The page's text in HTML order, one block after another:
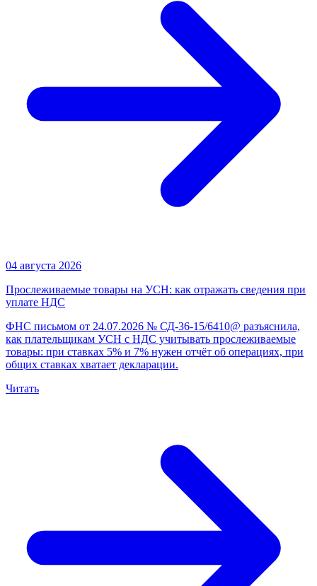
04 августа 2026
Прослеживаемые товары на УСН: как отражать сведения при
уплате НДС
ФНС письмом от 24.07.2026 № СД-36-15/6410@ разъяснила,
как плательщикам УСН с НДС учитывать прослеживаемые
товары: при ставках 5% и 7% нужен отчёт об операциях, при
общих ставках хватает декларации.
Читать